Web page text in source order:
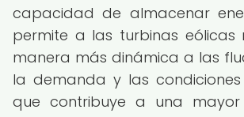
capacidad de almacenar
permite a las turbinas eólicas
manera más dinámica a las
la demanda y las
que contribuye a una mayor